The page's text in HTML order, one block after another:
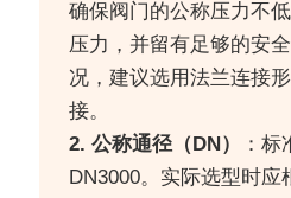
确保阀门的公称压力不
压力，并留有足够的安
况，建议选用法兰连接
接。
2. 公称通径（DN）
：
DN3000。实际选型时